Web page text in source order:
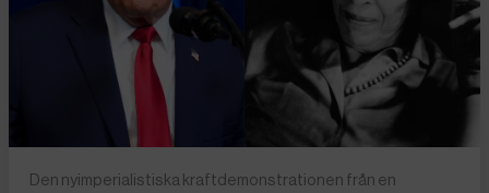
Den nyimperialistiska kraftdemonstrationen från en